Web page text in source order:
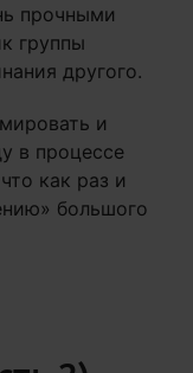
прочными
группы
другого.
и
в процессе
как раз и
большого